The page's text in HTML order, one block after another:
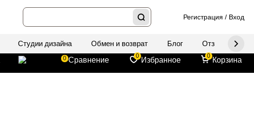
Регистрация / Вход
Студии дизайна Обмен и возврат Блог Отзывы
0 Сравнение 0 Избранное 0 Корзина